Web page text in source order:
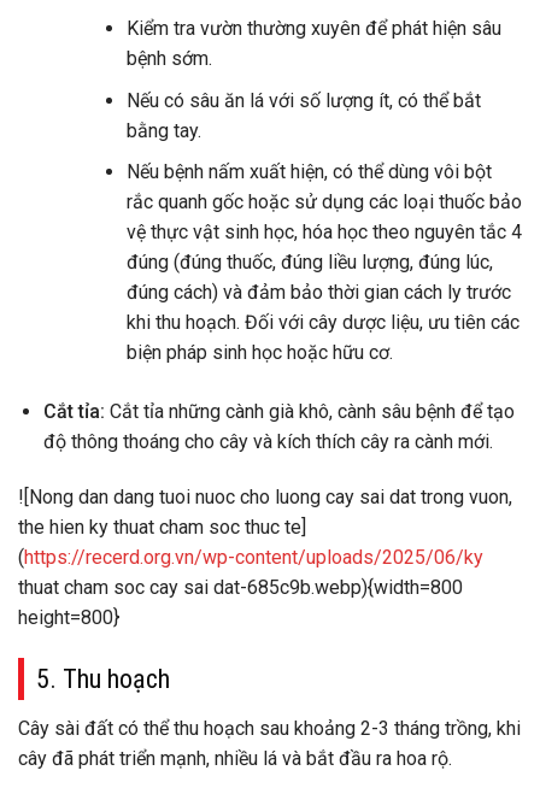
Kiểm tra vườn thường xuyên để phát hiện sâu
bệnh sớm.
Nếu có sâu ăn lá với số lượng ít, có thể bắt
bằng tay.
Nếu bệnh nấm xuất hiện, có thể dùng vôi bột
rắc quanh gốc hoặc sử dụng các loại thuốc bảo
vệ thực vật sinh học, hóa học theo nguyên tắc 4
đúng (đúng thuốc, đúng liều lượng, đúng lúc,
đúng cách) và đảm bảo thời gian cách ly trước
khi thu hoạch. Đối với cây dược liệu, ưu tiên các
biện pháp sinh học hoặc hữu cơ.
Cắt tỉa: Cắt tỉa những cành già khô, cành sâu bệnh để tạo
độ thông thoáng cho cây và kích thích cây ra cành mới.
![Nong dan dang tuoi nuoc cho luong cay sai dat trong vuon,
the hien ky thuat cham soc thuc te]
(https://recerd.org.vn/wp-content/uploads/2025/06/ky
thuat cham soc cay sai dat-685c9b.webp){width=800
height=800}
5. Thu hoạch
Cây sài đất có thể thu hoạch sau khoảng 2-3 tháng trồng, khi
cây đã phát triển mạnh, nhiều lá và bắt đầu ra hoa rộ.